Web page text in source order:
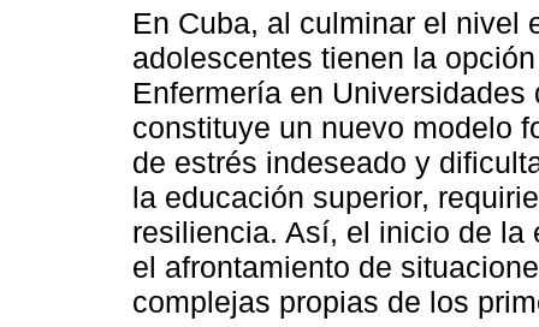
En Cuba, al culminar el nivel
adolescentes tienen la
Enfermería en
constituye un nuevo modelo
de estrés indeseado y
la educación superior,
resiliencia. Así, el inicio de la
el afrontamiento de
complejas propias de los